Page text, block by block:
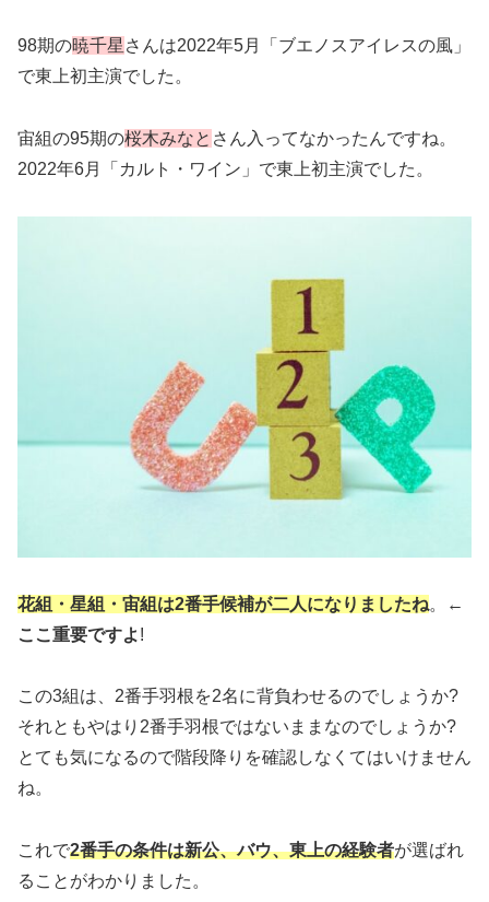
98期の暁千星 さんは2022年5月「ブエノスアイレスの風」
で東上初主演でした。
宙組の95期の桜木みなと さん入ってなかったんですね。
2022年6月「カルト・ワイン」で東上初主演でした。
花組・星組・宙組は2番手候補が二人になりましたね。←
ここ重要ですよ !
この3組は、2番手羽根を2名に背負わせるのでしょうか?
それともやはり2番手羽根ではないままなのでしょうか?
とても気になるので階段降りを確認しなくてはいけません
ね。
これで2番手の条件は新公、バウ、東上の経験者が選ばれ
ることがわかりました。